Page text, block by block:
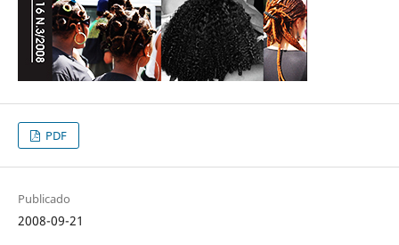
PDF
Publicado
2008-09-21